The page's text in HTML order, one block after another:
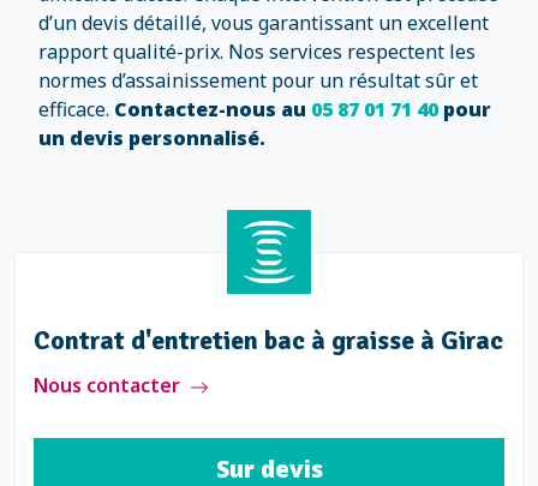
d’un devis détaillé, vous garantissant un excellent
rapport qualité-prix. Nos services respectent les
normes d’assainissement pour un résultat sûr et
efficace. Contactez-nous au 05 87 01 71 40pour
un devis personnalisé.
Contrat d'entretien bac à graisse à Girac
Nous contacter
Sur devis